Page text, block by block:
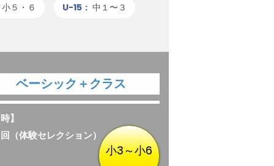
小５・６ U-15： 中１〜３
ベーシック＋クラス
】
（体験セレクション）
小3～小6